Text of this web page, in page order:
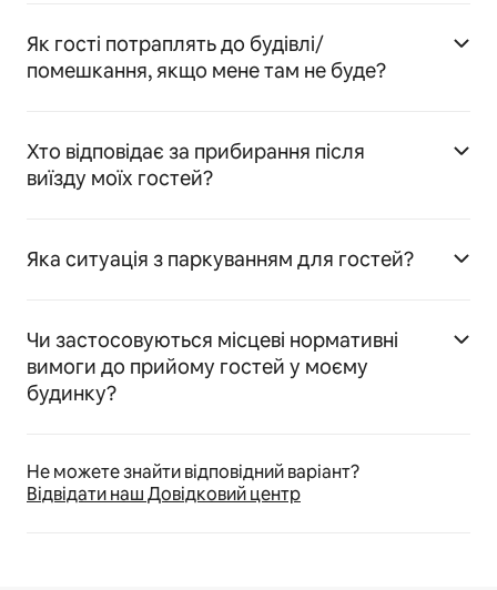
Як гості потраплять до будівлі/
помешкання, якщо мене там не буде?
Хто відповідає за прибирання після
виїзду моїх гостей?
Яка ситуація з паркуванням для гостей?
Чи застосовуються місцеві нормативні
вимоги до прийому гостей у моєму
будинку?
Не можете знайти відповідний варіант?
Відвідати наш Довідковий центр